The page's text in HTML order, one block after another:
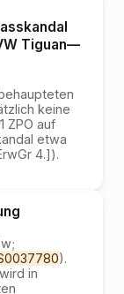
Tiguan—
keine
ZPO auf
etwa
4.]).
).
in